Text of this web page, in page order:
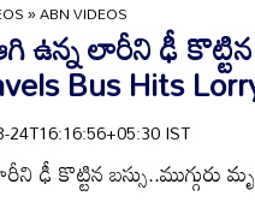
»ABN VIDEOS
లారీని ఢీ కొట్టిన
Bus Hits
24T16:16:56+05:30 IST
ఢీ కొట్టిన బస్సు..ముగ్గురు